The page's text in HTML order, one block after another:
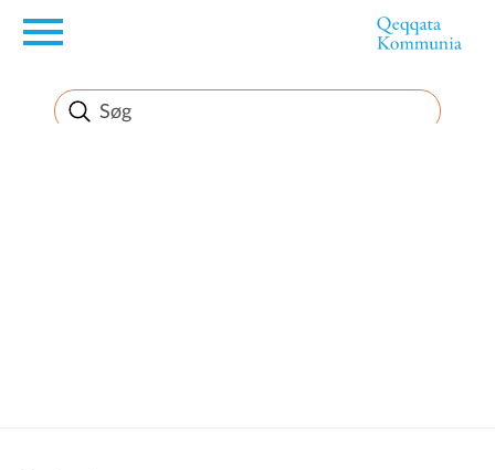
en
Borger